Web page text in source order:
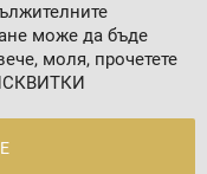
може да бъде
моля, прочетете